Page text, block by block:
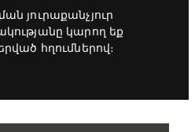
յուրաքանչյուր
կարող եք
հղումներով։